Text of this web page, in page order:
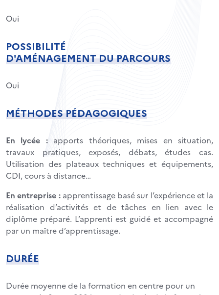
Oui
POSSIBILITÉ
D'AMÉNAGEMENT DU PARCOURS
Oui
MÉTHODES PÉDAGOGIQUES
En lycée :apports théoriques, mises en situation,
travaux pratiques, exposés, débats, études cas.
Utilisation des plateaux techniques et équipements,
CDI, cours à distance…
En entreprise :apprentissage basé sur l’expérience et la
réalisation d’activités et de tâches en lien avec le
diplôme préparé. L’apprenti est guidé et accompagné
par un maître d’apprentissage.
DURÉE
Durée moyenne de la formation en centre pour un